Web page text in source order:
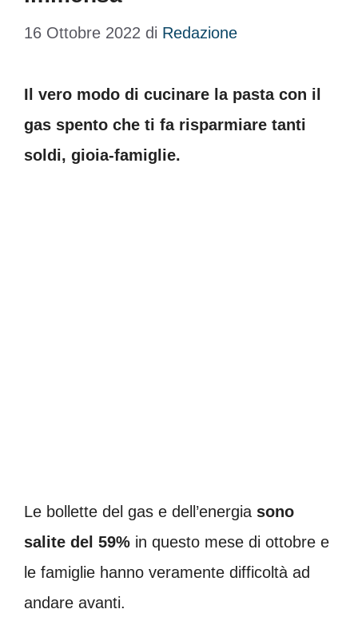
16 Ottobre 2022 di Redazione
Il vero modo di cucinare la pasta con il
gas spento che ti fa risparmiare tanti
soldi, gioia-famiglie.
Le bollette del gas e dell’energia sono
salite del 59% in questo mese di ottobre e
le famiglie hanno veramente difficoltà ad
andare avanti.